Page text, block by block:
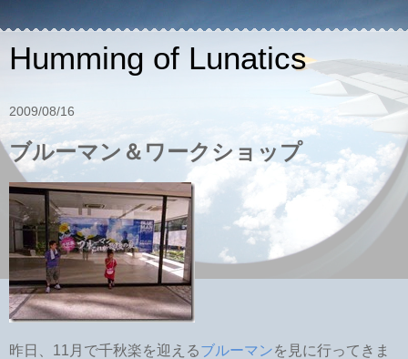
Humming of Lunatics
2009/08/16
ブルーマン＆ワークショップ
昨日、11月で千秋楽を迎えるブルーマンを見に行ってきま